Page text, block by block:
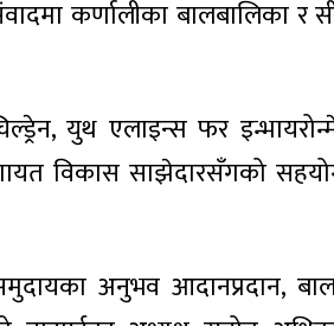
कर्णालीका बालबालिका
युथ एलाइन्स फर
विकास साझेदारसँगको
अनुभव आदानप्रदान,